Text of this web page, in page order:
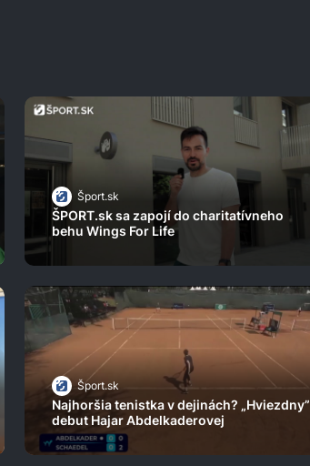
Šport.sk
ŠPORT.sk sa zapojí do charitatívneho
behu Wings For Life
Šport.sk
Najhoršia tenistka v dejinách? „Hviezdny”
debut Hajar Abdelkaderovej